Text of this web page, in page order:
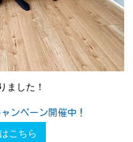
ました！
ンペーン開催中！
こちら